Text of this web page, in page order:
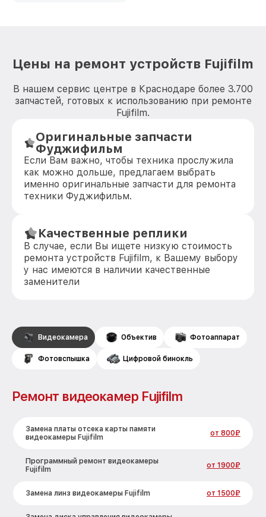
Цены на ремонт устройств Fujifilm
В нашем сервис центре в Краснодаре более 3.700
запчастей, готовых к использованию при ремонте
Fujifilm.
Оригинальные запчасти
Фуджифильм
Если Вам важно, чтобы техника прослужила
как можно дольше, предлагаем выбрать
именно оригинальные запчасти для ремонта
техники Фуджифильм.
Качественные реплики
В случае, если Вы ищете низкую стоимость
ремонта устройств Fujifilm, к Вашему выбору
у нас имеются в наличии качественные
заменители
Видеокамера Объектив Фотоаппарат
Фотовспышка Цифровой бинокль
Ремонт видеокамер Fujifilm
Замена платы отсека карты памяти
видеокамеры Fujifilm
от 800₽
Программный ремонт видеокамеры
Fujifilm
от 1900₽
Замена линз видеокамеры Fujifilm от 1500₽